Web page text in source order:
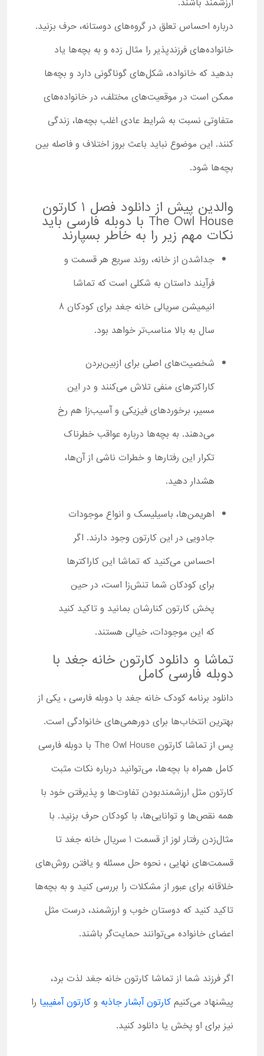
درباره احساس تعلق در گروه‌های دوستانه، حرف بزنید.
خانواده‌های فرزندپذیر را مثال زده و به بچه‌ها یاد
بدهید که خانواده، شکل‌های گوناگونی دارد و بچه‌ها
ممکن است در موقعیت‌های مختلف، در خانواده‌های
متفاوتی نسبت به شرایط عادی اغلب بچه‌ها، زندگی
کنند. این موضوع نباید باعث بروز اختلاف و فاصله بین
بچه‌ها شود.
والدین پیش از دانلود فصل 1 کارتون
The Owl House با دوبله فارسی باید
نکات مهم زیر را به خاطر بسپارند
جداشدن از خانه، روند سریع هر قسمت و
فرآیند داستان به شکلی است که تماشا
انیمیشن سریالی خانه جغد برای کودکان 8
سال به بالا مناسب‌تر خواهد بود.
شخصیت‌های اصلی برای ازبین‌بردن
کاراکترهای منفی تلاش می‌کنند و در این
مسیر، برخوردهای فیزیکی و آسیب‌زا هم رخ
می‌دهند. به بچه‌ها درباره عواقب خطرناک
تکرار این رفتارها و خطرات ناشی از آن‌ها،
هشدار دهید.
اهریمن‌ها، باسیلیسک و انواع موجودات
جادویی در این کارتون وجود دارند. اگر
احساس می‌کنید که تماشا این کاراکترها
برای کودکان شما تنش‌زا است، در حین
پخش کارتون کنارشان بمانید و تاکید کنید
که این موجودات، خیالی هستند.
تماشا و دانلود کارتون خانه جغد با
دوبله فارسی کامل
دانلود برنامه کودک خانه جغد با دوبله فارسی ، یکی از
بهترین انتخاب‌ها برای دورهمی‌های خانوادگی است.
پس از تماشا کارتون The Owl House با دوبله فارسی
کامل همراه با بچه‌ها، می‌توانید درباره نکات مثبت
کارتون مثل ارزشمندبودن تفاوت‌ها و پذیرفتن خود با
همه نقص‌ها و توانایی‌ها، با کودکان حرف بزنید. با
مثال‌زدن رفتار لوز از قسمت 1 سریال خانه جغد تا
قسمت‌های نهایی ، نحوه حل مسئله و یافتن روش‌های
خلاقانه برای عبور از مشکلات را بررسی کنید و به بچه‌ها
تاکید کنید که دوستان خوب و ارزشمند، درست مثل
اعضای خانواده می‌توانند حمایت‌گر باشند.
اگر فرزند شما از تماشا کارتون خانه جغد لذت برد،
پیشنهاد می‌کنیم کارتون آبشار جاذبه و کارتون آمفیبیا را
نیز برای او پخش یا دانلود کنید.